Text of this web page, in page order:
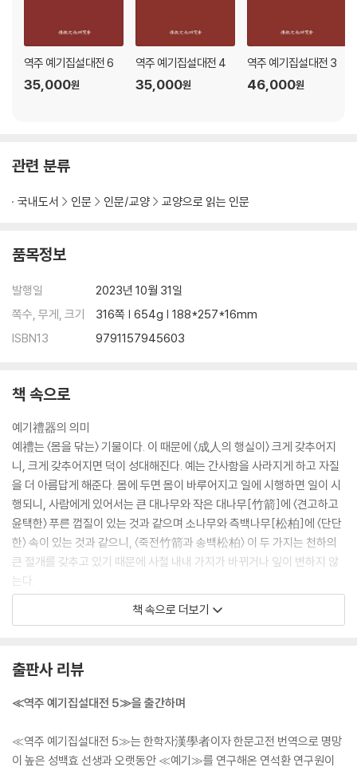
역주 예기집설대전 6
35,000원
역주 예기집설대전 4
35,000원
역주 예기집설대전 3
46,000원
관련 분류
국내도서 인문 인문/교양 교양으로 읽는 인문
품목정보
발행일
2023년 10월 31일
쪽수, 무게, 크기
316쪽 | 654g | 188*257*16mm
ISBN13
9791157945603
책 속으로
예기禮器의 의미
예禮는 〈몸을 닦는〉 기물이다. 이 때문에 〈成人의 행실이〉 크게 갖추어지
니, 크게 갖추어지면 덕이 성대해진다. 예는 간사함을 사라지게 하고 자질
을 더 아름답게 해준다. 몸에 두면 몸이 바루어지고 일에 시행하면 일이 시
행되니, 사람에게 있어서는 큰 대나무와 작은 대나무[竹箭]에 〈견고하고
윤택한〉 푸른 껍질이 있는 것과 같으며 소나무와 측백나무[松柏]에 〈단단
한〉 속이 있는 것과 같으니, 〈죽전竹箭과 송백松柏〉 이 두 가지는 천하의
큰 절개를 갖추고 있기 때문에 사철 내내 가지가 바뀌거나 잎이 변하지 않
는다.
--- 「≪예기집설대전≫ 권10 〈예기禮器〉」 중에서
제후는 7척이고 대부는 5척이고 사士는 3척이며, 천자와 제후는 문에 대
臺를 쌓는다. 이것은 높은 것을 귀하게 여기는 것이다.
의袞衣를 입고 제후는 보黼를 그리고 대부는 불黻을 그리고 사士는 검은
윗옷에 붉은색 치마를 입으며, 천자의 면류관은 붉은색과 초록색 끈에 열
책 속으로 더보기
출판사 리뷰
≪역주 예기집설대전 5≫을 출간하며
≪역주 예기집설대전 5≫는 한학자漢學者이자 한문고전 번역으로 명망
이 높은 성백효 선생과 오랫동안 ≪예기≫를 연구해온 연석환 연구원이